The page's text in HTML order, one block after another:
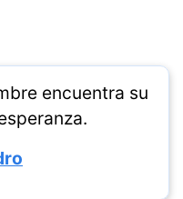
encuentra su